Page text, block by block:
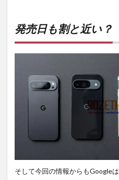
発売日も割と近い？
そして今回の情報からもGoogle